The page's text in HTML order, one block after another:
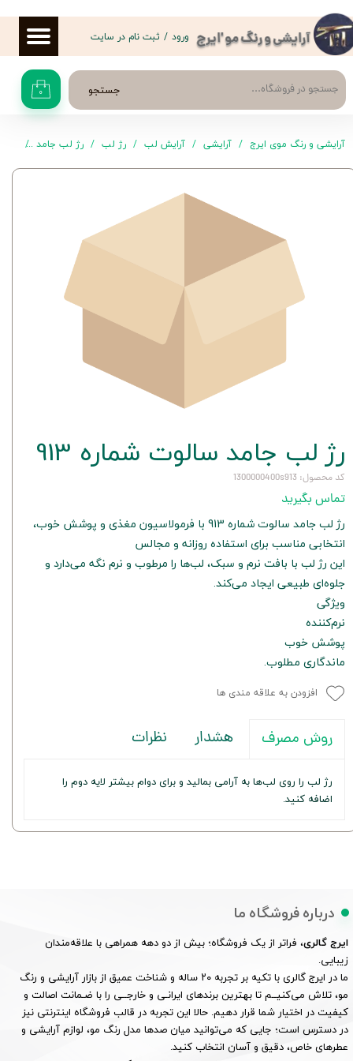
آرایشی و رنگ مو 'ایرج
جستجو ۰
ورود / ثبت نام در سایت
حساب کاربری من
تغییر گذر واژه
سفارشات
خروج از حساب کاربری
آرایشی و رنگ موی ایرج آرایشی آرایش لب رژ لب رژ لب جامد
رژ لب جامد سالوت شماره 913
کد محصول: 1300000400s913
تماس بگیرید
رژ لب جامد سالوت شماره 913 با فرمولاسیون مغذی و پوشش خوب،
انتخابی مناسب برای استفاده روزانه و مجالس
این رژ لب با بافت نرم و سبک، لب‌ها را مرطوب و نرم نگه می‌دارد و
جلوه‌ای طبیعی ایجاد می‌کند.
ویژگی
نرم‌کننده
پوشش خوب
ماندگاری مطلوب.
افزودن به علاقه مندی ها
روش مصرف هشدار نظرات
رژ لب را روی لب‌ها به آرامی بمالید و برای دوام بیشتر لایه دوم را
اضافه کنید.
درباره فروشگاه ما
ایرج گالری، فراتر از یک فروشگاه؛ بیش از دو دهه همراهی با علاقه‌مندان
زیبایی.
ما در ایرج گالری با تکیه بر تجربه ۲۰ ساله و شناخت عمیق از بازار آرایشی و رنگ
مو، تلاش می‌کنیــم تا بهترین برندهای ایرانـی و خارجــی را با ضـمانت اصالت و
کیفیت در اختیار شما قرار دهیم. حالا این تجربه در قالب فروشگاه اینترنتی نیز
در دسترس است؛ جایی که می‌توانید میان صدها مدل رنگ مو، لوازم آرایشی و
عطرهای خاص، دقیق و آسان انتخاب کنید.